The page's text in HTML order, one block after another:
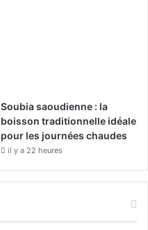
Soubia saoudienne : la
boisson traditionnelle idéale
pour les journées chaudes
il y a 22 heures